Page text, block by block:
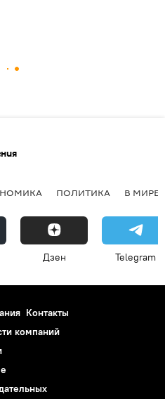
ПОЛИТИКА В МИРЕ
Дзен Telegram
Контакты
компаний